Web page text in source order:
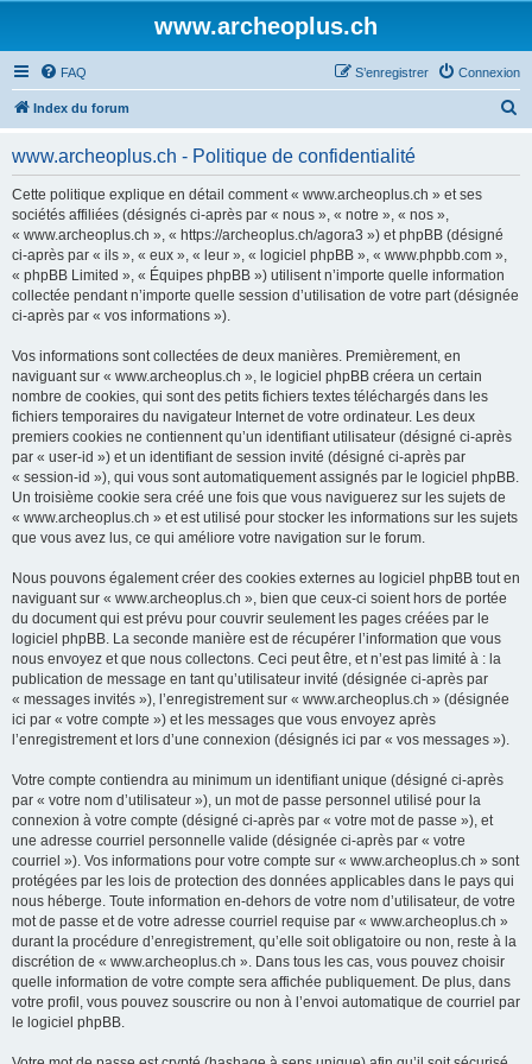
www.archeoplus.ch
FAQ Connexion
S’enregistrer
Index du forum
www.archeoplus.ch - Politique de confidentialité
Cette politique explique en détail comment « www.archeoplus.ch » et ses
sociétés affiliées (désignés ci-après par « nous », « notre », « nos »,
« www.archeoplus.ch », « https://archeoplus.ch/agora3 ») et phpBB (désigné
ci-après par « ils », « eux », « leur », « logiciel phpBB », « www.phpbb.com »,
« phpBB Limited », « Équipes phpBB ») utilisent n’importe quelle information
collectée pendant n’importe quelle session d’utilisation de votre part (désignée
ci-après par « vos informations »).
Vos informations sont collectées de deux manières. Premièrement, en
naviguant sur « www.archeoplus.ch », le logiciel phpBB créera un certain
nombre de cookies, qui sont des petits fichiers textes téléchargés dans les
fichiers temporaires du navigateur Internet de votre ordinateur. Les deux
premiers cookies ne contiennent qu’un identifiant utilisateur (désigné ci-après
par « user-id ») et un identifiant de session invité (désigné ci-après par
« session-id »), qui vous sont automatiquement assignés par le logiciel phpBB.
Un troisième cookie sera créé une fois que vous naviguerez sur les sujets de
« www.archeoplus.ch » et est utilisé pour stocker les informations sur les sujets
que vous avez lus, ce qui améliore votre navigation sur le forum.
Nous pouvons également créer des cookies externes au logiciel phpBB tout en
naviguant sur « www.archeoplus.ch », bien que ceux-ci soient hors de portée
du document qui est prévu pour couvrir seulement les pages créées par le
logiciel phpBB. La seconde manière est de récupérer l’information que vous
nous envoyez et que nous collectons. Ceci peut être, et n’est pas limité à : la
publication de message en tant qu’utilisateur invité (désignée ci-après par
« messages invités »), l’enregistrement sur « www.archeoplus.ch » (désignée
ici par « votre compte ») et les messages que vous envoyez après
l’enregistrement et lors d’une connexion (désignés ici par « vos messages »).
Votre compte contiendra au minimum un identifiant unique (désigné ci-après
par « votre nom d’utilisateur »), un mot de passe personnel utilisé pour la
connexion à votre compte (désigné ci-après par « votre mot de passe »), et
une adresse courriel personnelle valide (désignée ci-après par « votre
courriel »). Vos informations pour votre compte sur « www.archeoplus.ch » sont
protégées par les lois de protection des données applicables dans le pays qui
nous héberge. Toute information en-dehors de votre nom d’utilisateur, de votre
mot de passe et de votre adresse courriel requise par « www.archeoplus.ch »
durant la procédure d’enregistrement, qu’elle soit obligatoire ou non, reste à la
discrétion de « www.archeoplus.ch ». Dans tous les cas, vous pouvez choisir
quelle information de votre compte sera affichée publiquement. De plus, dans
votre profil, vous pouvez souscrire ou non à l’envoi automatique de courriel par
le logiciel phpBB.